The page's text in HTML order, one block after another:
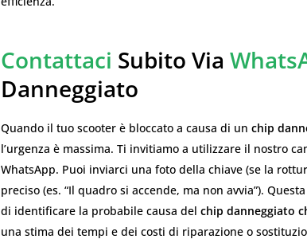
Contattaci Subito Via
Danneggiato
Quando il tuo scooter è bloccato a causa di un chip
l’urgenza è massima. Ti invitiamo a utilizzare il nostro
WhatsApp. Puoi inviarci una foto della chiave (se la
preciso (es. “Il quadro si accende, ma non avvia”).
di identificare la probabile causa del chip danneggiato
una stima dei tempi e dei costi di riparazione o